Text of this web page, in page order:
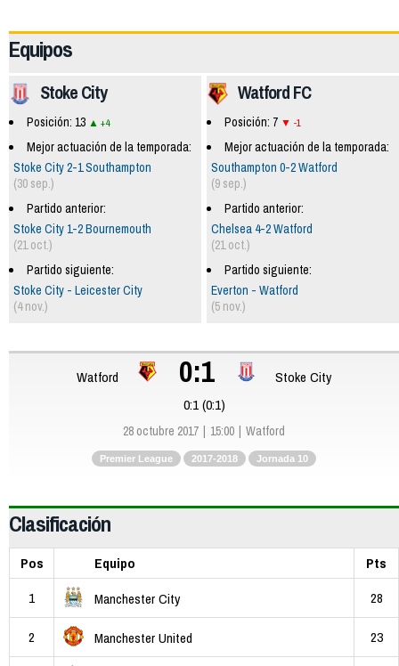
Equipos
Watford FC
Posición: 7 -1
Mejor actuación de la temporada:
Southampton 0-2 Watford
(9 sep.)
Partido anterior:
Chelsea 4-2 Watford
(21 oct.)
Partido siguiente:
Everton - Watford
(5 nov.)
Stoke City
Posición: 13 +4
Mejor actuación de la temporada:
Stoke City 2-1 Southampton
(30 sep.)
Partido anterior:
Stoke City 1-2 Bournemouth
(21 oct.)
Partido siguiente:
Stoke City - Leicester City
(4 nov.)
Watford 0:1
Stoke City
0:1 (0:1)
28 octubre 2017 15:00 Watford
Premier League 2017-2018 Jornada 10
Clasificación
Pos Equipo
Pts
1
Manchester City 28
2 Manchester United 23